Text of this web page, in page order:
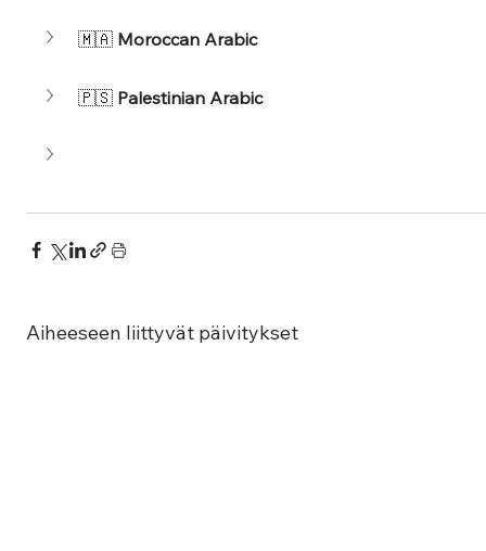
🇲🇦 Moroccan Arabic
🇵🇸 Palestinian Arabic
Aiheeseen liittyvät päivitykset